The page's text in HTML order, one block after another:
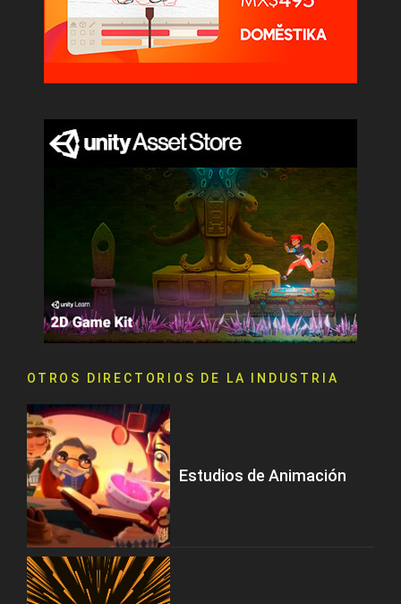
OTROS DIRECTORIOS DE LA INDUSTRIA
Estudios de Animación